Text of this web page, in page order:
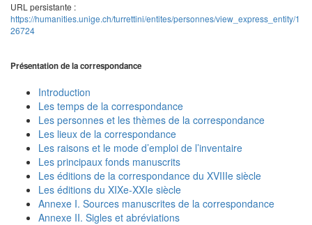
URL persistante :
https://humanities.unige.ch/turrettini/entites/personnes/view_express_entity/1
26724
Présentation de la correspondance
Introduction
Les temps de la correspondance
Les personnes et les thèmes de la correspondance
Les lieux de la correspondance
Les raisons et le mode d’emploi de l’inventaire
Les principaux fonds manuscrits
Les éditions de la correspondance du XVIIIe siècle
Les éditions du XIXe-XXIe siècle
Annexe I. Sources manuscrites de la correspondance
Annexe II. Sigles et abréviations